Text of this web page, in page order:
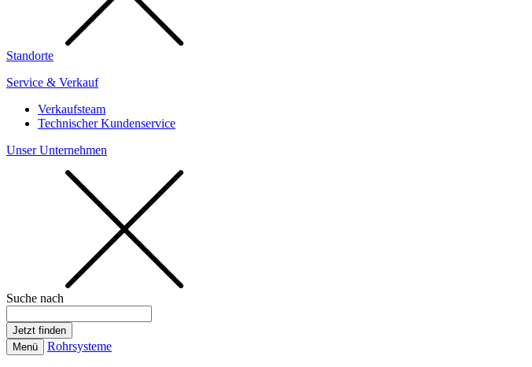
Standorte
Service & Verkauf
Verkaufsteam
Technischer Kundenservice
Unser Unternehmen
Suche nach
Menü Rohrsysteme